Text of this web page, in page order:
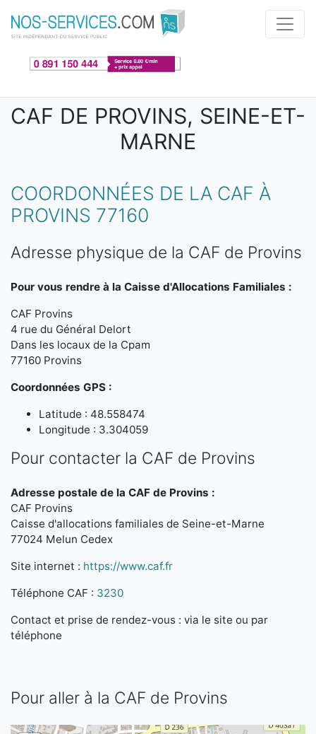
Aller au contenu principal
CAF DE PROVINS, SEINE-ET-
MARNE
COORDONNÉES DE LA CAF À
PROVINS 77160
Adresse physique de la CAF de Provins
Pour vous rendre à la Caisse d'Allocations Familiales :
CAF Provins
4 rue du Général Delort
Dans les locaux de la Cpam
77160 Provins
Coordonnées GPS :
Latitude : 48.558474
Longitude : 3.304059
Pour contacter la CAF de Provins
Adresse postale de la CAF de Provins :
CAF Provins
Caisse d'allocations familiales de Seine-et-Marne
77024 Melun Cedex
Site internet : https://www.caf.fr
Téléphone CAF : 3230
Contact et prise de rendez-vous : via le site ou par
téléphone
Pour aller à la CAF de Provins